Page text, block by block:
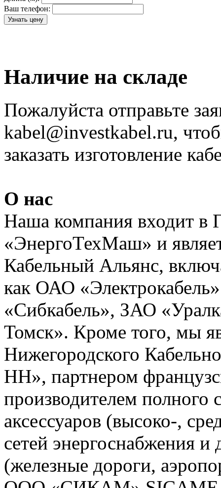
Ваш телефон:
Наличие на складе
Пожалуйста отправьте
kabel@investkabel.ru,
заказать изготовление
О нас
Наша компания входит в
«ЭнергоТехМаш» и
Кабельный Альянс,
как ОАО
«Сибкабель», ЗАО
Томск». Кроме того, мы
Нижегородского
НН», партнером
производителем полного
аксессуаров (высоко-,
сетей энергоснабжения
(железные дороги,